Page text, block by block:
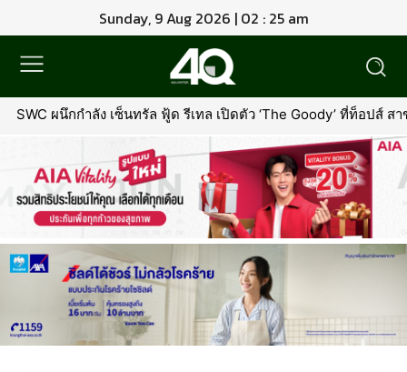
Sunday, 9 Aug 2026 | 02 : 25 am
SWC ผนึกกำลัง เซ็นทรัล ฟู้ด รีเทล เปิดตัว ‘The Goody’ ที่ท็อปส์